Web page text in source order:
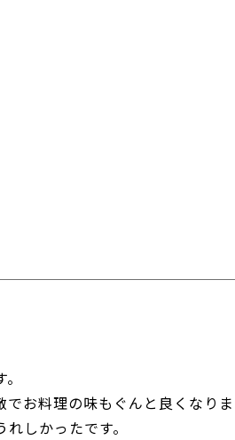
お料理の味もぐんと良くなりま
しかったです。